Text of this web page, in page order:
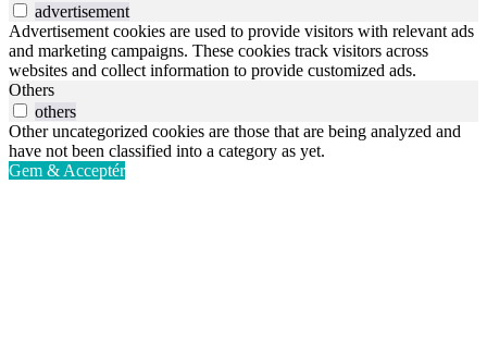
advertisement
Advertisement cookies are used to provide visitors with relevant ads
and marketing campaigns. These cookies track visitors across
websites and collect information to provide customized ads.
Others
others
Other uncategorized cookies are those that are being analyzed and
have not been classified into a category as yet.
Gem & Acceptér